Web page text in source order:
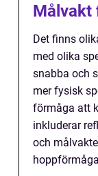
Målvakt
Det finns
med olika
snabba och
mer fysisk
förmåga att
inkluderar
och